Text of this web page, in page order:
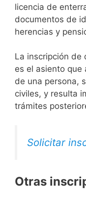
licencia de
documentos de
herencias y
La inscripción de
es el asiento que
de una persona,
civiles, y resulta
trámites
Solicitar
Otras